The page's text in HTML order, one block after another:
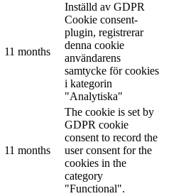
11 months
Inställd av GDPR
Cookie consent-
plugin, registrerar
denna cookie
användarens
samtycke för cookies
i kategorin
"Analytiska"
11 months
The cookie is set by
GDPR cookie
consent to record the
user consent for the
cookies in the
category
"Functional".